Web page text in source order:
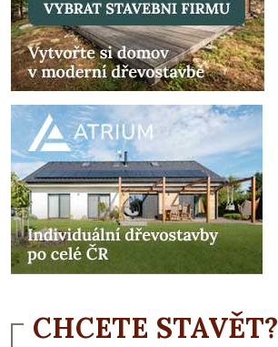
CHCETE STAVĚT?